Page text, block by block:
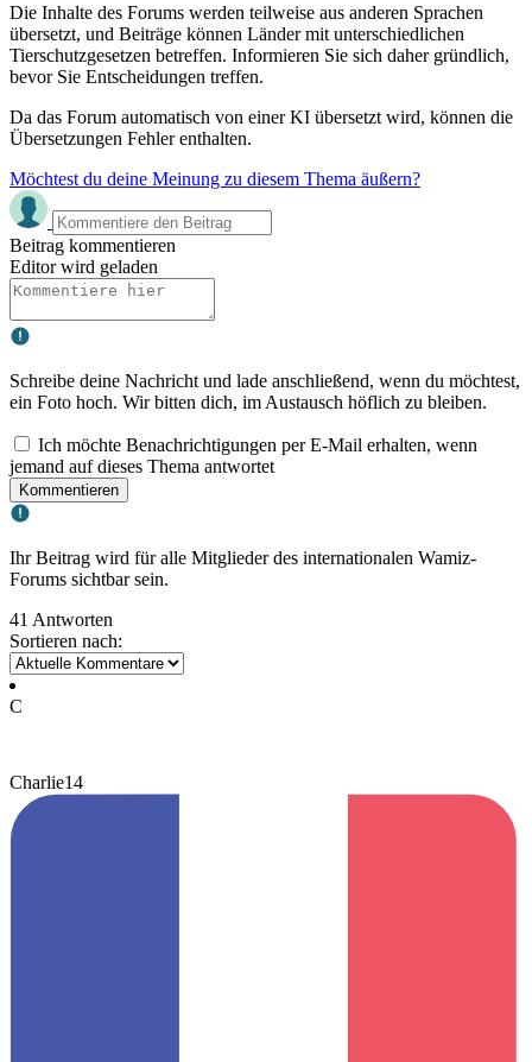
Die Inhalte des Forums werden teilweise aus anderen Sprachen
übersetzt, und Beiträge können Länder mit unterschiedlichen
Tierschutzgesetzen betreffen. Informieren Sie sich daher gründlich,
bevor Sie Entscheidungen treffen.
Da das Forum automatisch von einer KI übersetzt wird, können die
Übersetzungen Fehler enthalten.
Möchtest du deine Meinung zu diesem Thema äußern?
Beitrag kommentieren
Editor wird geladen
Schreibe deine Nachricht und lade anschließend, wenn du möchtest,
ein Foto hoch. Wir bitten dich, im Austausch höflich zu bleiben.
Ich möchte Benachrichtigungen per E-Mail erhalten, wenn
jemand auf dieses Thema antwortet
Kommentieren
Ihr Beitrag wird für alle Mitglieder des internationalen Wamiz-
Forums sichtbar sein.
41 Antworten
Sortieren nach:
C
Charlie14